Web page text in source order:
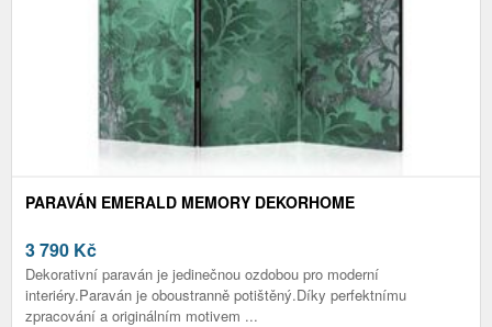
PARAVÁN EMERALD MEMORY DEKORHOME
3 790 Kč
Dekorativní paraván je jedinečnou ozdobou pro moderní
interiéry.Paraván je oboustranně potištěný.Díky perfektnímu
zpracování a originálním motivem ...